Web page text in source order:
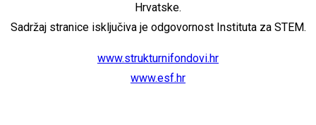
Hrvatske.
Sadržaj stranice isključiva je odgovornost Instituta za STEM.
www.strukturnifondovi.hr
www.esf.hr